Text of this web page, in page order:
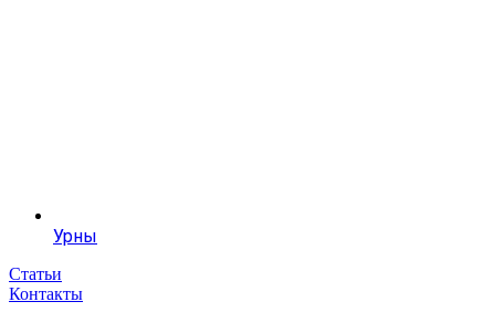
Урны
Статьи
Контакты